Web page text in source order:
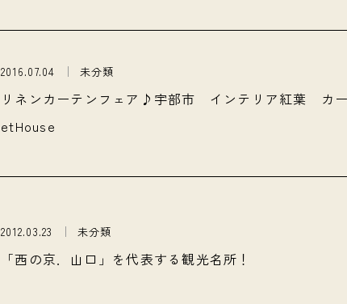
2016.07.04 未分類
リネンカーテンフェア♪宇部市 インテリア紅葉 カ
etHouse
2012.03.23 未分類
「西の京．山口」を代表する観光名所！